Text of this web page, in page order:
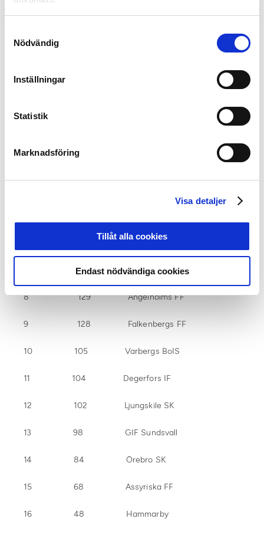
Nödvändig
Inställningar
Statistik
Marknadsföring
Visa detaljer
Tillåt alla cookies
Endast nödvändiga cookies
27
6 136 Östersunds FK
7 131 IFK Värnamo
8 129 Ängelholms FF
9 128 Falkenbergs FF
10 105 Varbergs BoIS
11 104 Degerfors IF
12 102 Ljungskile SK
13 98 GIF Sundsvall
14 84 Örebro SK
15 68 Assyriska FF
16 48 Hammarby